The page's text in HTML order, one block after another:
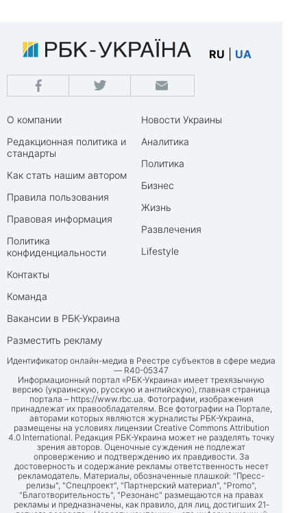
RU UA
О компании
Редакционная политика и
стандарты
Как стать нашим автором
Правила пользования
Правовая информация
Политика
конфиденциальности
Контакты
Команда
Вакансии в РБК-Украина
Разместить рекламу
Новости Украины
Аналитика
Политика
Бизнес
Жизнь
Развлечения
Lifestyle
Идентификатор онлайн-медиа в Реестре субъектов в сфере медиа
— R40-05347
Информационный портал «РБК-Украина» имеет трехязычную
версию (украинскую, русскую и английскую), главная страница
портала – https://www.rbc.ua. Фотографии, изображения
принадлежат их правообладателям. Все фотографии на Портале,
авторами которых являются журналисты РБК-Украина,
размещены на условиях лицензии Creative Commons Attribution
4.0 International. Редакция РБК-Украина может не разделять точку
зрения авторов. Оценочные суждения не подлежат
опровержению и подтверждению их правдивости. За
достоверность и содержание рекламы ответственность несет
рекламодатель. Материалы, обозначенные плашкой: "Пресс-
релизы", "Спецпроект", "Партнерский материал", "Promo",
"Благотворительность", "Резонанс" размещаются на правах
рекламы и предназначены, как правило, для лиц, достигших 21-